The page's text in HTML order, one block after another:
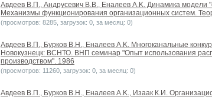
Авдеев В.П., Андрусевич В.В., Еналеев A.K. Динамика
Механизмы функционирования организационных систем.
(просмотров: 8285, загрузок: 0, за месяц: 0)
Авдеев В.П., Бурков В.Н., Еналеев A.K. Многоканальные
Новокузнецк: ВСНТО. ВНП семинар "Опыт использования
производством". 1986
(просмотров: 11260, загрузок: 0, за месяц: 0)
Авдеев В.П., Бурков В.Н., Еналеев A.K., Изаак К.И.